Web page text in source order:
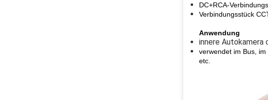
DC+RCA-
Verbindungsstück
Anwendung
innere Autokamera
verwendet im Bus,
etc.